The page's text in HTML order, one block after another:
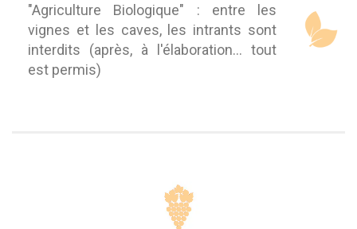
"Agriculture Biologique" : entre les
vignes et les caves, les intrants sont
interdits (après, à l'élaboration... tout
est permis)